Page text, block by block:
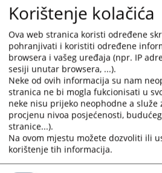
Prikazana vijest je na
Prateći dokumenti
655-7-1-3-5-8_25
Korištenje kolačića
Ova web stranica koristi određene
pohranjivati i koristiti određene
browsera i vašeg uređaja (npr. IP
sesiji unutar browsera, ...).
Neke od ovih informacija su nam
stranica ne bi mogla fukcionisati u
neke nisu prijeko neophodne a služe
procjenu nivoa posjećenosti,
stranice...).
Na ovom mjestu možete dozvoliti ili
korištenje tih informacija.